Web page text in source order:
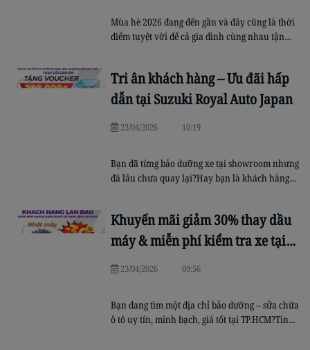
Mùa hè 2026 đang đến gần và đây cũng là thời
điểm tuyệt vời để cả gia đình cùng nhau tận
nhi, Suzuki Royal Auto Japan chính thức tổ
chức sự kiện đặc biệt mang tên […]
Tri ân khách hàng – Ưu đãi hấp
dẫn tại Suzuki Royal Auto Japan
23/04/2026 10:19
Bạn đã từng bảo dưỡng xe tại showroom nhưng
đã lâu chưa quay lại?Hay bạn là khách hàng
Suzuki Royal Auto Japan triển khai chương
trình khuyến mãi dịch vụ đặc biệt nhằm tri ân
[…]
Khuyến mãi giảm 30% thay dầu
máy & miễn phí kiểm tra xe tại
Royal
23/04/2026 09:56
Bạn đang tìm một địa chỉ bảo dưỡng – sửa chữa
ô tô uy tín, minh bạch, giá tốt tại TP.HCM?Tin